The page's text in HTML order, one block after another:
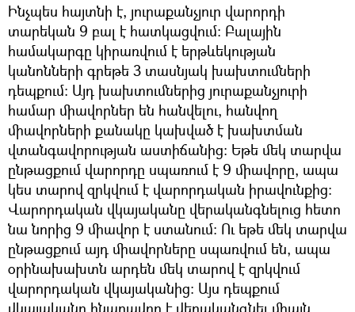
Ինչպես հայտնի է, յուրաքանչյուր վարորդի
տարեկան 9 բալ է հատկացվում։ Բալային
համակարգը կիրառվում է երթևեկության
կանոնների գրեթե 3 տասնյակ խախտումների
դեպքում։ Այդ խախտումներից յուրաքանչյուրի
համար միավորներ են հանվելու, հանվող
միավորների քանակը կախված է խախտման
վտանգավորության աստիճանից։ Եթե մեկ տարվա
ընթացքում վարորդը սպառում է 9 միավորը, ապա
կես տարով զրկվում է վարորդական իրավունքից։
Վարորդական վկայականը վերականգնելուց հետո
նա նորից 9 միավոր է ստանում։ Ու եթե մեկ տարվա
ընթացքում այդ միավորները սպառվում են, ապա
օրինախախտն արդեն մեկ տարով է զրկվում
վարորդական վկայականից։ Այս դեպքում
վկայականը հնարավոր է վերականգնել միայն